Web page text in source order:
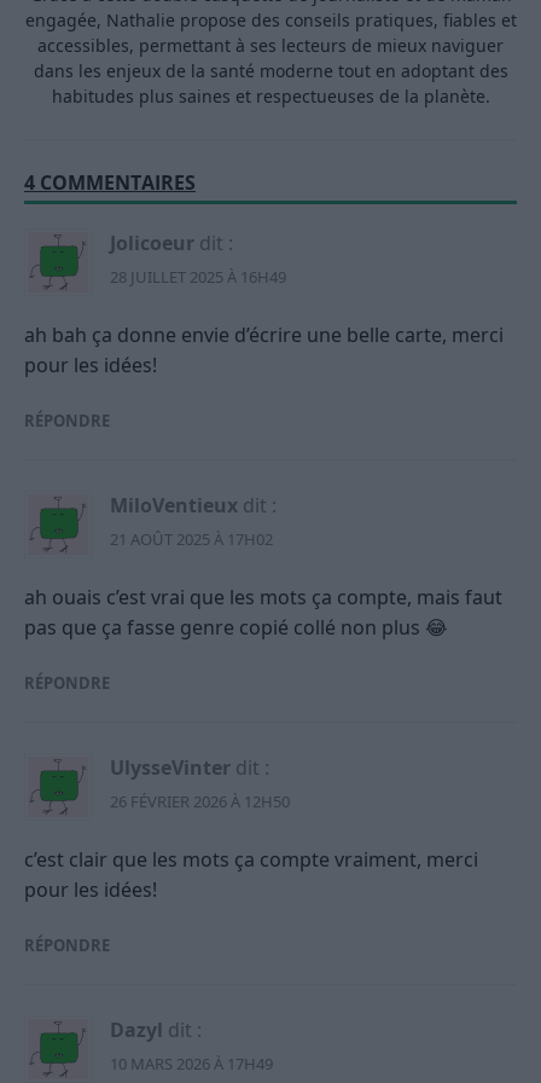
engagée, Nathalie propose des conseils pratiques, fiables et
accessibles, permettant à ses lecteurs de mieux naviguer
dans les enjeux de la santé moderne tout en adoptant des
habitudes plus saines et respectueuses de la planète.
4 COMMENTAIRES
Jolicoeur dit :
28 JUILLET 2025 À 16H49
ah bah ça donne envie d’écrire une belle carte, merci
pour les idées!
RÉPONDRE
MiloVentieux dit :
21 AOÛT 2025 À 17H02
ah ouais c’est vrai que les mots ça compte, mais faut
pas que ça fasse genre copié collé non plus 😂
RÉPONDRE
UlysseVinter dit :
26 FÉVRIER 2026 À 12H50
c’est clair que les mots ça compte vraiment, merci
pour les idées!
RÉPONDRE
Dazyl dit :
10 MARS 2026 À 17H49